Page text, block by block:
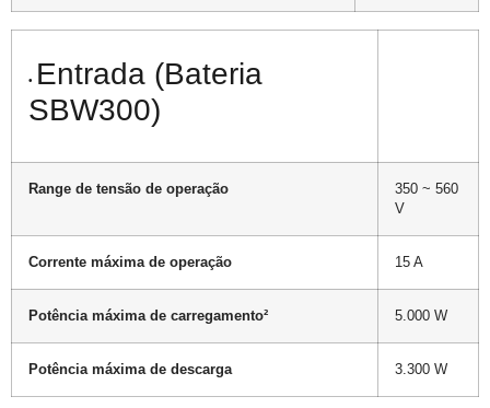
• Entrada (Bateria
SBW300)
Range de tensão de operação
350 ~ 560
V
Corrente máxima de operação 15 A
Potência máxima de carregamento² 5.000 W
Potência máxima de descarga 3.300 W